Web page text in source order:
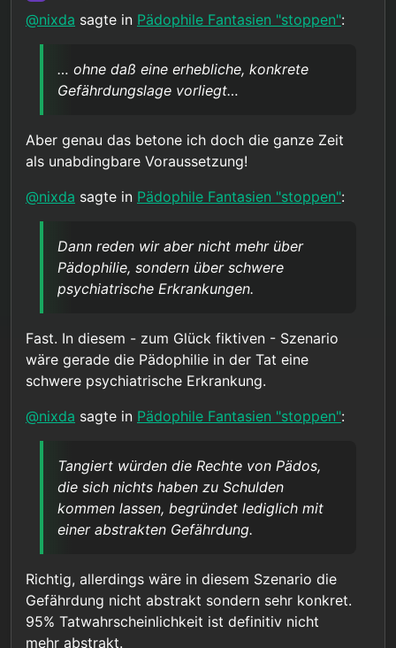
95 Taten zu verhindern indem 5
eine erhebliche, konkrete Gefährdungslage
vorliegt. In einem Rechtsstaat, heiligt der Zweck
@chrissysagte inPädophile Fantasien "stoppen"
dann ist die Einsichts- und
Steuerungsfähigkeit in dieser Gruppe
offensichtlich eben nicht mehr gegeben
sondern eher die Ausnahme.”
Dann reden wir aber nicht mehr über Pädophilie,
sondern über schwere psychiatrische
werden sehr wohl tangiert.”
Tangiert würden die Rechte von Pädos, die sich
nichts haben zu Schulden kommen lassen,
begründet lediglich mit einer abstrakten
@ chrissy sagte in Pädophile Fantasien "stoppen"
“Da werden ja auch die Freiheitsrechte der
Erkrankten eingeschränkt aufgrund der
Gefahr die von ihnen ausgeht.”
Im Normalfall, wird jeder Ansteckungsverdacht
Bevölkerungsgruppe, auf Grund biologischer
Merkmale pauschal verdächtigt, gefährliche
Ok, in einer Zombie-Apokalypse, mit
Ausnahemezustand bzw. Kriegsrecht, würde das
wahrscheinlich anders laufen.
@nixda sagte in Pädophile Fantasien "stoppen":
… ohne daß eine erhebliche, konkrete
Gefährdungslage vorliegt…
Aber genau das betone ich doch die ganze Zeit
als unabdingbare Voraussetzung!
@nixda sagte in Pädophile Fantasien "stoppen":
Dann reden wir aber nicht mehr über
Pädophilie, sondern über schwere
psychiatrische Erkrankungen.
Fast. In diesem - zum Glück fiktiven - Szenario
wäre gerade die Pädophilie in der Tat eine
schwere psychiatrische Erkrankung.
@nixda sagte in Pädophile Fantasien "stoppen":
Tangiert würden die Rechte von Pädos,
die sich nichts haben zu Schulden
kommen lassen, begründet lediglich mit
einer abstrakten Gefährdung.
Richtig, allerdings wäre in diesem Szenario die
Gefährdung nicht abstrakt sondern sehr konkret.
95% Tatwahrscheinlichkeit ist definitiv nicht
mehr abstrakt.